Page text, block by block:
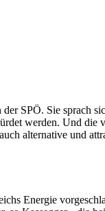
SPÖ. Sie sprach
werden. Und
alternative und
Energie